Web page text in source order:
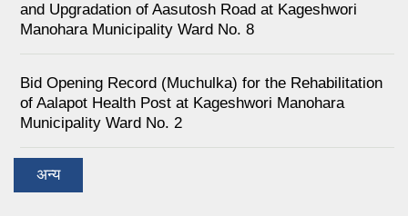
and Upgradation of Aasutosh Road at Kageshwori
Manohara Municipality Ward No. 8
Bid Opening Record (Muchulka) for the Rehabilitation
of Aalapot Health Post at Kageshwori Manohara
Municipality Ward No. 2
अन्य